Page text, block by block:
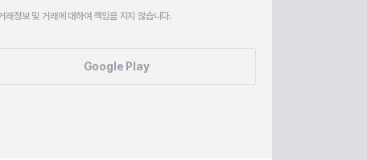
래정보 및 거래에 대하여 책임을 지지 않습니다.
Google Play